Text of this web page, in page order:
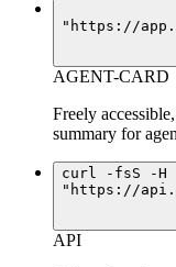
"https://
AGENT-CARD
Freely
summary for
curl -fsS -H
"https://
API